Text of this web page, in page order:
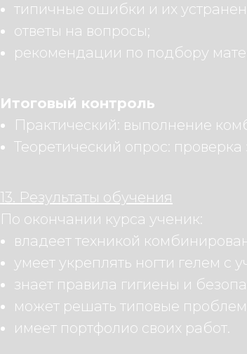
типичные ошибки и их
ответы на вопросы;
рекомендации по подбору
Итоговый контроль
Практический: выполнение
Теоретический опрос:
13. Результаты обучения
По окончании курса ученик:
владеет техникой
умеет укреплять ногти гелем с
знает правила гигиены и
может решать типовые
имеет портфолио своих работ.